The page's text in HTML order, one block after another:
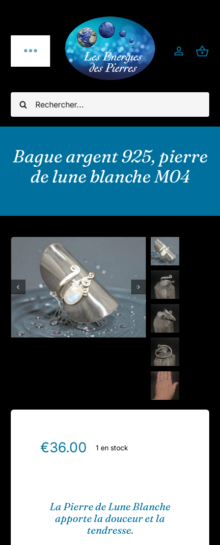
contenu
Rechercher:
Toggle
Navigation
Pierres fines
Bijoux pierres & argent 925
Boutique en ligne
Bague argent 925, pierre
de lune blanche M04
€36.00 1 en stock
La Pierre de Lune Blanche
apporte la douceur et la
tendresse.